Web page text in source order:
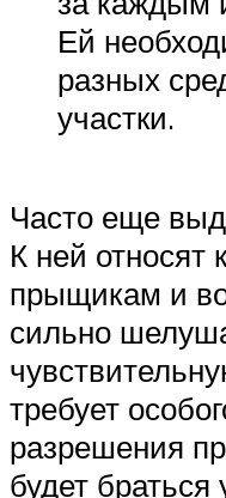
Ей
разных
участки.
Часто еще
К ней относят
прыщикам и
сильно
требует
разрешения
будет